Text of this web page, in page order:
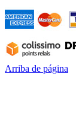
Arriba de página